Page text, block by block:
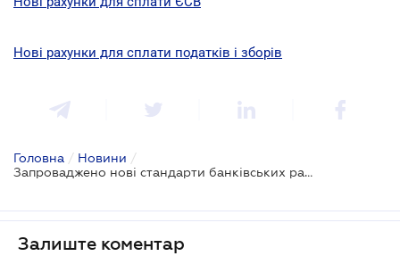
Нові рахунки для сплати податків і зборів
Головна / Новини /
Запроваджено нові стандарти банківських рахунків
Залиште коментар